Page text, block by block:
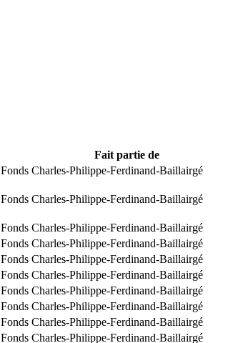
Fait partie de
Fonds Charles-Philippe-Ferdinand-Baillairgé
Fonds Charles-Philippe-Ferdinand-Baillairgé
Fonds Charles-Philippe-Ferdinand-Baillairgé
Fonds Charles-Philippe-Ferdinand-Baillairgé
Fonds Charles-Philippe-Ferdinand-Baillairgé
Fonds Charles-Philippe-Ferdinand-Baillairgé
Fonds Charles-Philippe-Ferdinand-Baillairgé
Fonds Charles-Philippe-Ferdinand-Baillairgé
Fonds Charles-Philippe-Ferdinand-Baillairgé
Fonds Charles-Philippe-Ferdinand-Baillairgé